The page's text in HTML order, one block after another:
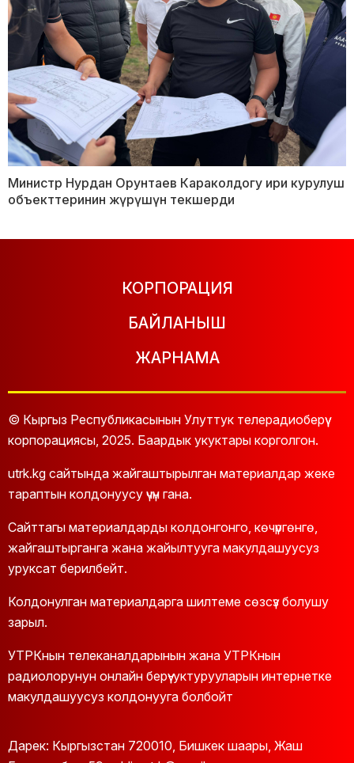
Министр Нурдан Орунтаев Караколдогу ири курулуш
объекттеринин жүрүшүн текшерди
КОРПОРАЦИЯ
БАЙЛАНЫШ
ЖАРНАМА
© Кыргыз Республикасынын Улуттук телерадиоберүү
корпорациясы, 2025. Баардык укуктары корголгон.
utrk.kg сайтында жайгаштырылган материалдар жеке
тараптын колдонуусу үчүн гана.
Сайттагы материалдарды колдонгонго, көчүргөнгө,
жайгаштырганга жана жайылтууга макулдашуусуз
уруксат берилбейт.
Колдонулган материалдарга шилтеме сөзсүз болушу
зарыл.
УТРКнын телеканалдарынын жана УТРКнын
радиолорунун онлайн берүү-уктурууларын интернетке
макулдашуусуз колдонууга болбойт
Дарек: Кыргызстан 720010, Бишкек шаары, Жаш